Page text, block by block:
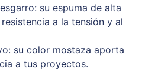
su espuma de alta
a la tensión y al
su color mostaza aporta
a tus proyectos.